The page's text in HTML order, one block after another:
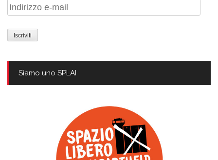
Indirizzo
e-
mail
Siamo uno SPLAI